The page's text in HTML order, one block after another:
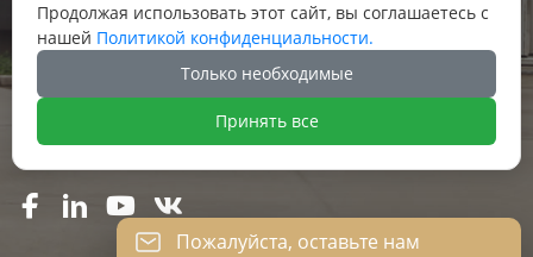
Пожалуйста, оставьте нам
 We Chat: +86 13305299300
Адрес: Восточный индустриальный парк, в
переулке пос. Даньбэй, г. Даньян, г.
Чжэньцзян, провинции Цзянсу
   
Продолжая использовать этот сайт, вы соглашаетесь с
нашей Политикой конфиденциальности.
Только необходимые
Принять все